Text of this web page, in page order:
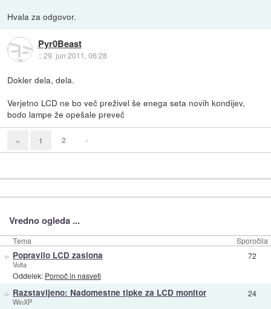
Hvala za odgovor.
Pyr0Beast
::29. jun 2011, 06:28
Dokler dela, dela.
Verjetno LCD ne bo več preživel še enega seta novih kondijev,
bodo lampe že opešale preveč
« 1 2 »
Vredno ogleda ...
Tema Sporočila
» Popravilo LCD zaslona
Volta
Oddelek: Pomoč in nasveti
72
» Razstavljeno: Nadomestne tipke za LCD monitor
WinXP
24